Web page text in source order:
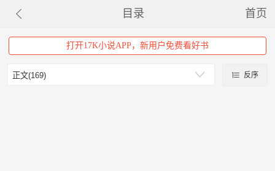
目录 首页
打开17K小说APP，新用户免费看好书
反序